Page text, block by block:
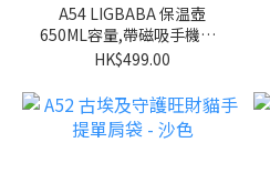
A54 LIGBABA 保温壺
650ML容量,帶磁吸手機圈 -
粉紅色
HK$499.00